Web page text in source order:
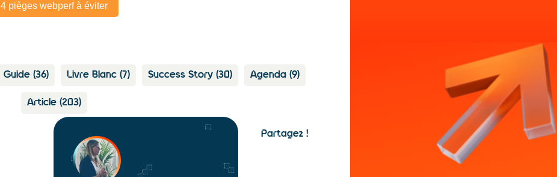
4 pièges webperf à éviter
Guide (36) Livre Blanc (7) Success Story (30) Agenda (9)
Article (203)
Partagez !